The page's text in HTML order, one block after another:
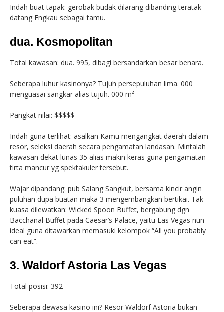
Indah buat tapak: gerobak budak dilarang dibanding teratak
datang Engkau sebagai tamu.
dua. Kosmopolitan
Total kawasan: dua. 995, dibagi bersandarkan besar benara.
Seberapa luhur kasinonya? Tujuh persepuluhan lima. 000
menguasai sangkar alias tujuh. 000 m²
Pangkat nilai: $$$$$
Indah guna terlihat: asalkan Kamu mengangkat daerah dalam
resor, seleksi daerah secara pengamatan landasan. Mintalah
kawasan dekat lunas 35 alias makin keras guna pengamatan
tirta mancur yg spektakuler tersebut.
Wajar dipandang: pub Salang Sangkut, bersama kincir angin
puluhan dupa buatan maka 3 mengembangkan bertikai. Tak
kuasa dilewatkan: Wicked Spoon Buffet, bergabung dgn
Bacchanal Buffet pada Caesar’s Palace, yaitu Las Vegas nun
ideal guna ditawarkan memasuki kelompok “All you probably
can eat”.
3. Waldorf Astoria Las Vegas
Total posisi: 392
Seberapa dewasa kasino ini? Resor Waldorf Astoria bukan